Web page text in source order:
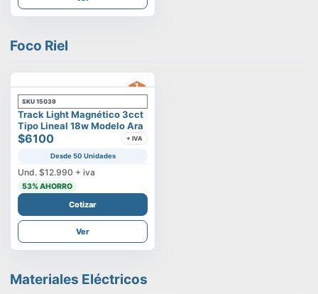
Foco Riel
SKU 15039
Track Light Magnético 3cct
Tipo Lineal 18w Modelo Ara
$6100 + IVA
Desde 50 Unidades
Und. $12.990 + iva
53% AHORRO
Cotizar
Ver
Materiales Eléctricos